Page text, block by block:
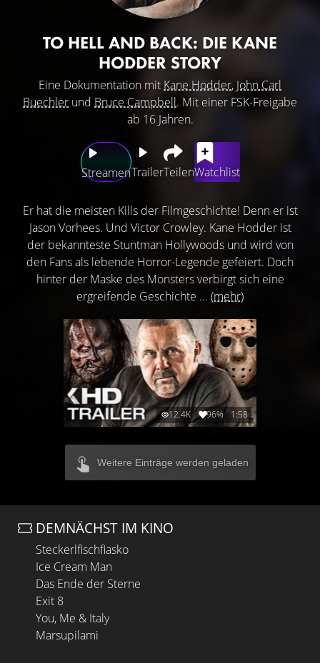
TO HELL AND BACK: DIE KANE
HODDER STORY
Eine Dokumentation mit Kane Hodder, John Carl
Buechler und Bruce Campbell. Mit einer FSK-Freigabe
ab 16 Jahren.
StreamenTrailerTeilenWatchlist
Er hat die meisten Kills der Filmgeschichte! Denn er ist
Jason Vorhees. Und Victor Crowley. Kane Hodder ist
der bekannteste Stuntman Hollywoods und wird von
den Fans als lebende Horror-Legende gefeiert. Doch
hinter der Maske des Monsters verbirgt sich eine
ergreifende Geschichte ... (mehr)
12.4K 96% 1:58
Weitere Einträge werden geladen
DEMNÄCHST IM KINO
Steckerlfischfiasko
Ice Cream Man
Das Ende der Sterne
Exit 8
You, Me & Italy
Marsupilami